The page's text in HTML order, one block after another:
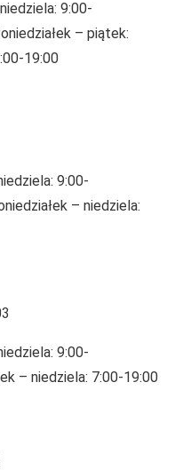
9:00-
– piątek:
19:00
9:00-
– niedziela:
9:00-
– niedziela: 7:00-19:00